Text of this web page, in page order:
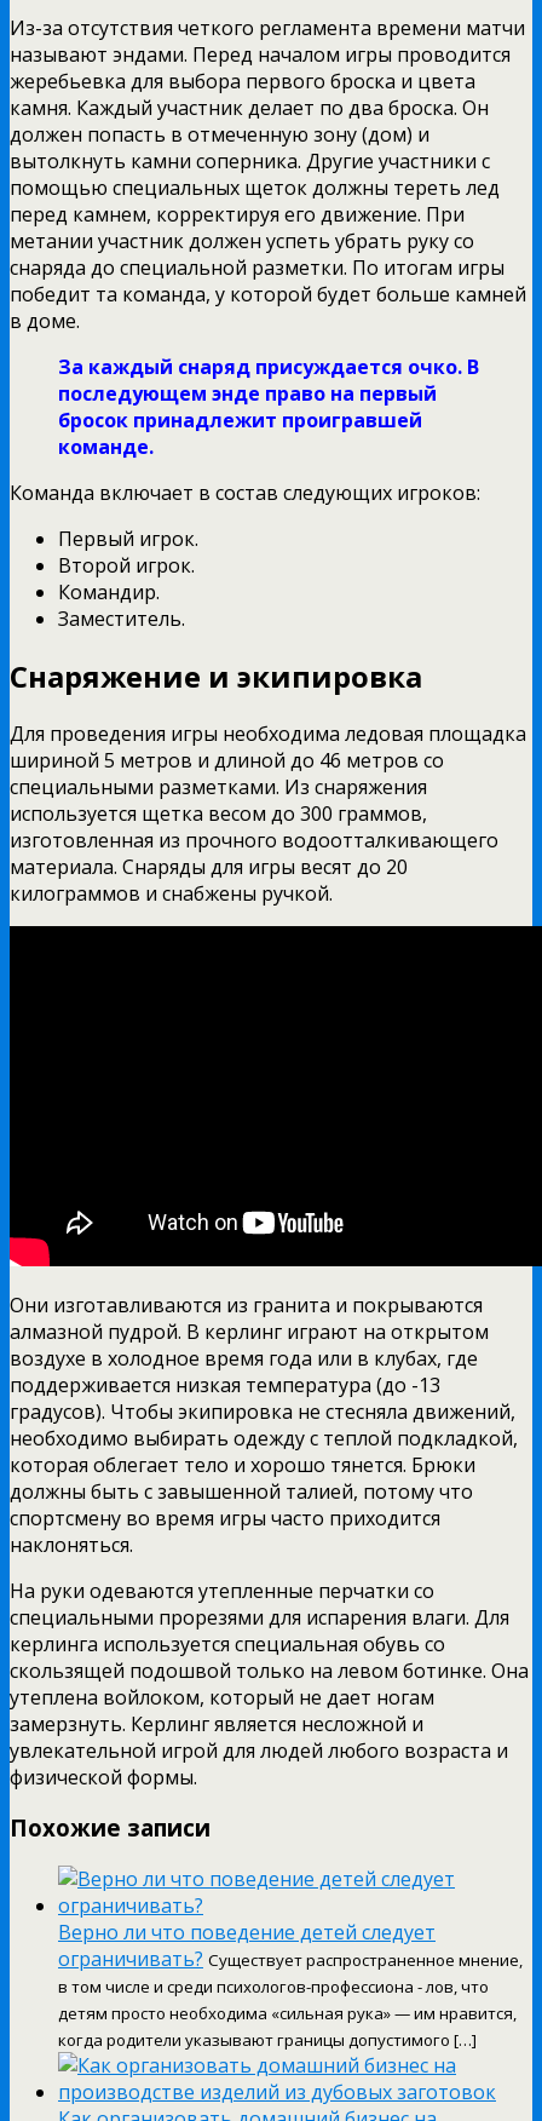
Из-за отсутствия четкого регламента времени матчи
называют эндами. Перед началом игры проводится
жеребьевка для выбора первого броска и цвета
камня. Каждый участник делает по два броска. Он
должен попасть в отмеченную зону (дом) и
вытолкнуть камни соперника. Другие участники с
помощью специальных щеток должны тереть лед
перед камнем, корректируя его движение. При
метании участник должен успеть убрать руку со
снаряда до специальной разметки. По итогам игры
победит та команда, у которой будет больше камней
в доме.
За каждый снаряд присуждается очко. В
последующем энде право на первый
бросок принадлежит проигравшей
команде.
Команда включает в состав следующих игроков:
Первый игрок.
Второй игрок.
Командир.
Заместитель.
Снаряжение и экипировка
Для проведения игры необходима ледовая площадка
шириной 5 метров и длиной до 46 метров со
специальными разметками. Из снаряжения
используется щетка весом до 300 граммов,
изготовленная из прочного водоотталкивающего
материала. Снаряды для игры весят до 20
килограммов и снабжены ручкой.
Они изготавливаются из гранита и покрываются
алмазной пудрой. В керлинг играют на открытом
воздухе в холодное время года или в клубах, где
поддерживается низкая температура (до -13
градусов). Чтобы экипировка не стесняла движений,
необходимо выбирать одежду с теплой подкладкой,
которая облегает тело и хорошо тянется. Брюки
должны быть с завышенной талией, потому что
спортсмену во время игры часто приходится
наклоняться.
На руки одеваются утепленные перчатки со
специальными прорезями для испарения влаги. Для
керлинга используется специальная обувь со
скользящей подошвой только на левом ботинке. Она
утеплена войлоком, который не дает ногам
замерзнуть. Керлинг является несложной и
увлекательной игрой для людей любого возраста и
физической формы.
Похожие записи
Верно ли что поведение детей следует
ограничивать? Существует распространенное мнение,
в том числе и среди психологов-профессиона - лов, что
детям просто необходима «сильная рука» — им нравится,
когда родители указывают границы допустимого […]